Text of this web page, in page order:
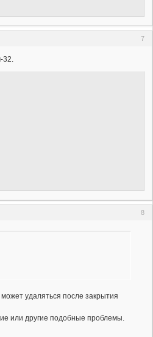
7
8
удаляться после закрытия
или другие подобные проблемы.